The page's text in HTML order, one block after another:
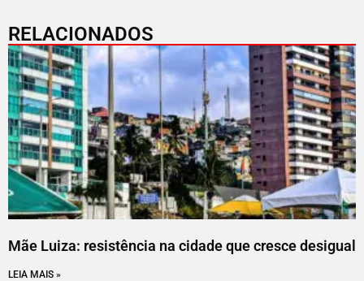
RELACIONADOS
Mãe Luiza: resistência na cidade que cresce desigual
LEIA MAIS »